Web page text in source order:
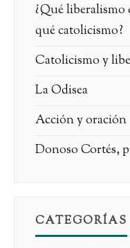
¿Qué
qué catolicismo?
Catolicismo y
La Odisea
Acción y oración
Donoso Cortés,
CATEGORÍAS